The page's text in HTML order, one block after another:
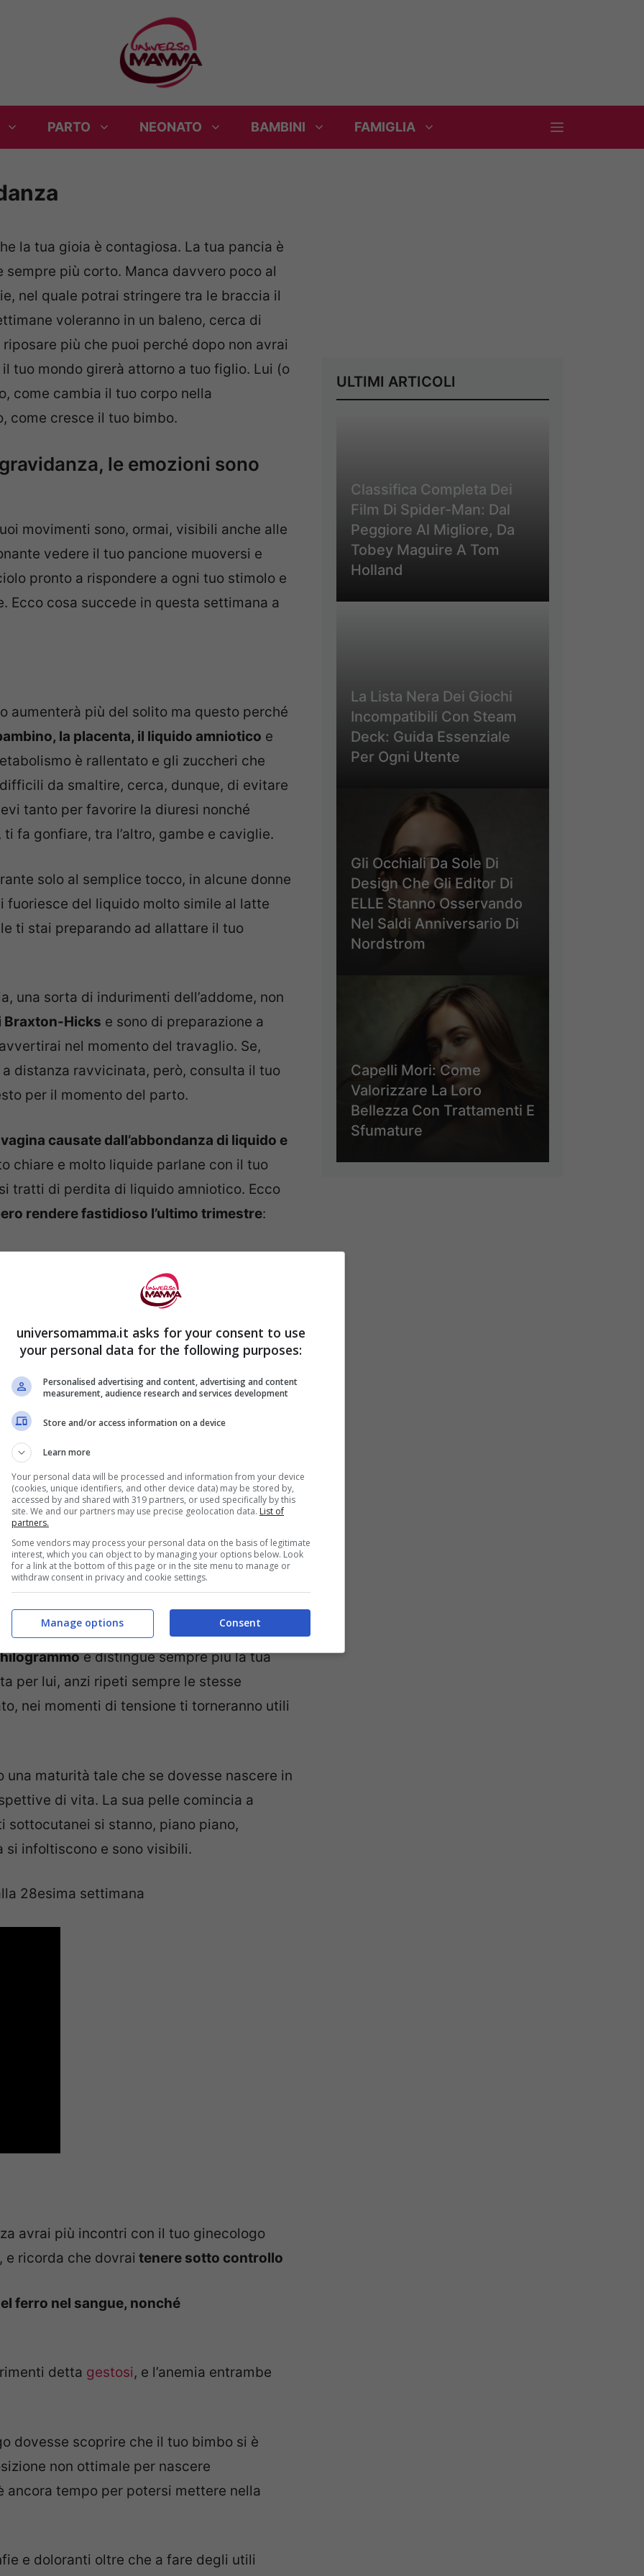
PARTO NEONATO BAMBINI FAMIGLIA
la tua gioia è contagiosa. La tua pancia è
più corto. Manca davvero poco al
nel quale potrai stringere tra le braccia il
voleranno in un baleno, cerca di
più che puoi perché dopo non avrai
tuo mondo girerà attorno a tuo figlio. Lui (o
come cambia il tuo corpo nella
come cresce il tuo bimbo.
le emozioni sono
movimenti sono, ormai, visibili anche alle
vedere il tuo pancione muoversi e
pronto a rispondere a ogni tuo stimolo e
Ecco cosa succede in questa settimana a
aumenterà più del solito ma questo perché
la placenta, il liquido amniotico e
è rallentato e gli zuccheri che
da smaltire, cerca, dunque, di evitare
tanto per favorire la diuresi nonché
fa gonfiare, tra l’altro, gambe e caviglie.
solo al semplice tocco, in alcune donne
fuoriesce del liquido molto simile al latte
ti stai preparando ad allattare il tuo
una sorta di indurimenti dell’addome, non
Braxton-Hicks e sono di preparazione a
nel momento del travaglio. Se,
distanza ravvicinata, però, consulta il tuo
per il momento del parto.
causate dall’abbondanza di liquido e
chiare e molto liquide parlane con il tuo
tratti di perdita di liquido amniotico. Ecco
rendere fastidioso l’ultimo trimestre:
e
una cosa che accomuna molte donne
si paga senza troppe resistenze) per un
figlio.
gestazione
il tuo bimbo è lungo tra i 36 e i
e distingue sempre più la tua
per lui, anzi ripeti sempre le stesse
nei momenti di tensione ti torneranno utili
una maturità tale che se dovesse nascere in
di vita. La sua pelle comincia a
sottocutanei si stanno, piano piano,
si infoltiscono e sono visibili.
28esima settimana
avrai più incontri con il tuo ginecologo
e ricorda che dovrai tenere sotto controllo
ferro nel sangue, nonché
detta gestosi, e l’anemia entrambe
dovesse scoprire che il tuo bimbo si è
non ottimale per nascere
ancora tempo per potersi mettere nella
e doloranti oltre che a fare degli utili
ULTIMI ARTICOLI
Classifica Completa Dei
Film Di Spider-Man: Dal
Peggiore Al Migliore, Da
Tobey Maguire A Tom
Holland
La Lista Nera Dei Giochi
Incompatibili Con Steam
Deck: Guida Essenziale
Per Ogni Utente
Gli Occhiali Da Sole Di
Design Che Gli Editor Di
ELLE Stanno Osservando
Nel Saldi Anniversario Di
Nordstrom
Capelli Mori: Come
Valorizzare La Loro
Bellezza Con Trattamenti E
Sfumature
universomamma.it asks for your consent to use
your personal data for the following purposes:
Personalised advertising and content, advertising and content
measurement, audience research and services development
Store and/or access information on a device
Learn more
Your personal data will be processed and information from your device
(cookies, unique identifiers, and other device data) may be stored by,
accessed by and shared with 319 partners, or used specifically by this
site. We and our partners may use precise geolocation data. List of
partners.
Some vendors may process your personal data on the basis of legitimate
interest, which you can object to by managing your options below. Look
for a link at the bottom of this page or in the site menu to manage or
withdraw consent in privacy and cookie settings.
Consent
Manage options